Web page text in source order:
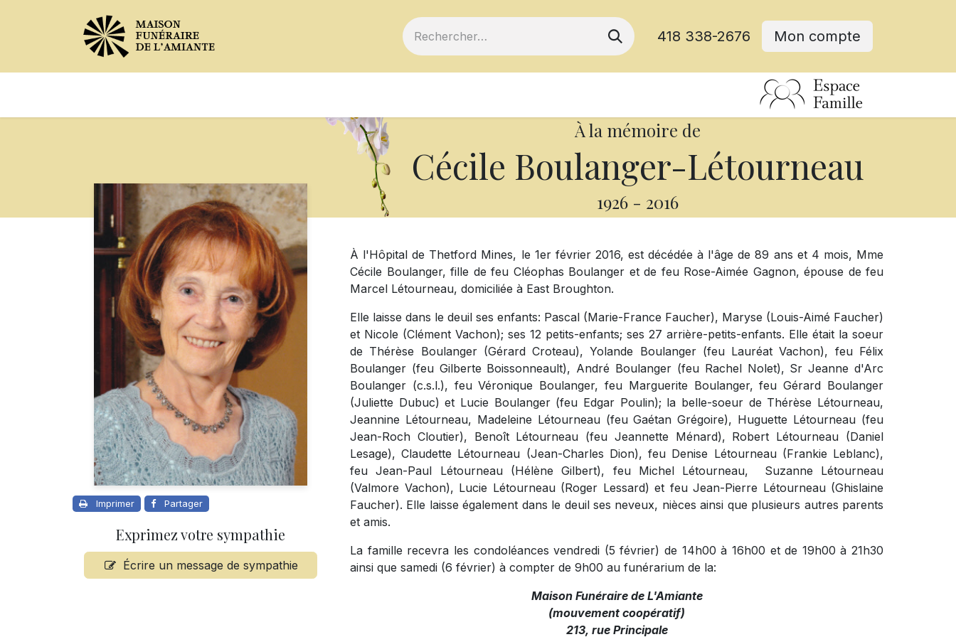
418 338-2676 Mon compte
À la mémoire de
Cécile Boulanger-Létourneau
1926 - 2016
Imprimer Partager
Exprimez votre sympathie
Écrire un message de sympathie
À l'Hôpital de Thetford Mines, le 1er février 2016, est décédée à l'âge de 89 ans et 4 mois, Mme
Cécile Boulanger, fille de feu Cléophas Boulanger et de feu Rose-Aimée Gagnon, épouse de feu
Marcel Létourneau, domiciliée à East Broughton.
Elle laisse dans le deuil ses enfants: Pascal (Marie-France Faucher), Maryse (Louis-Aimé Faucher)
et Nicole (Clément Vachon); ses 12 petits-enfants; ses 27 arrière-petits-enfants. Elle était la soeur
de Thérèse Boulanger (Gérard Croteau), Yolande Boulanger (feu Lauréat Vachon), feu Félix
Boulanger (feu Gilberte Boissonneault), André Boulanger (feu Rachel Nolet), Sr Jeanne d'Arc
Boulanger (c.s.l.), feu Véronique Boulanger, feu Marguerite Boulanger, feu Gérard Boulanger
(Juliette Dubuc) et Lucie Boulanger (feu Edgar Poulin); la belle-soeur de Thérèse Létourneau,
Jeannine Létourneau, Madeleine Létourneau (feu Gaétan Grégoire), Huguette Létourneau (feu
Jean-Roch Cloutier), Benoît Létourneau (feu Jeannette Ménard), Robert Létourneau (Daniel
Lesage), Claudette Létourneau (Jean-Charles Dion), feu Denise Létourneau (Frankie Leblanc),
feu Jean-Paul Létourneau (Hélène Gilbert), feu Michel Létourneau, Suzanne Létourneau
(Valmore Vachon), Lucie Létourneau (Roger Lessard) et feu Jean-Pierre Létourneau (Ghislaine
Faucher). Elle laisse également dans le deuil ses neveux, nièces ainsi que plusieurs autres parents
et amis.
La famille recevra les condoléances vendredi (5 février) de 14h00 à 16h00 et de 19h00 à 21h30
ainsi que samedi (6 février) à compter de 9h00 au funérarium de la:
Maison Funéraire de L'Amiante
(mouvement coopératif)
213, rue Principale